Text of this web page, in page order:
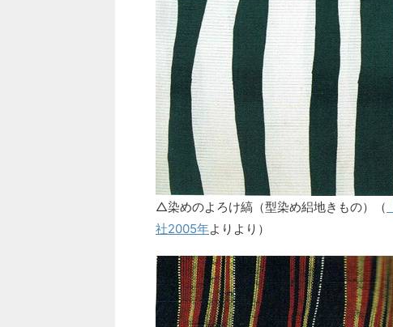
△染めのよろけ縞（型染め絽地きもの）（
社2005年よりより）